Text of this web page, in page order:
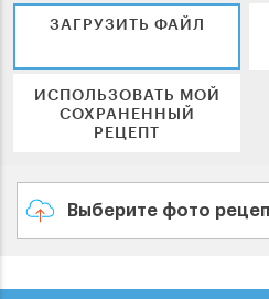
ЗАГРУЗИТЬ ФАЙЛ
ИСПОЛЬЗОВАТЬ МОЙ
СОХРАНЕННЫЙ
РЕЦЕПТ
Выберите фото